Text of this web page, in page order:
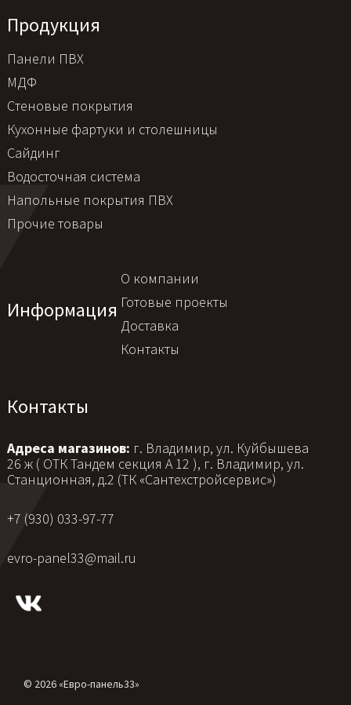
Продукция
Панели ПВХ
МДФ
Стеновые покрытия
Кухонные фартуки и столешницы
Сайдинг
Водосточная система
Напольные покрытия ПВХ
Прочие товары
Информация
О компании
Готовые проекты
Доставка
Контакты
Контакты
Адреса магазинов: г. Владимир, ул. Куйбышева
26 ж ( ОТК Тандем секция А 12 ), г. Владимир, ул.
Станционная, д.2 (ТК «Сантехстройсервис»)
+7 (930) 033-97-77
evro-panel33@mail.ru
© 2026 «Евро-панель33»